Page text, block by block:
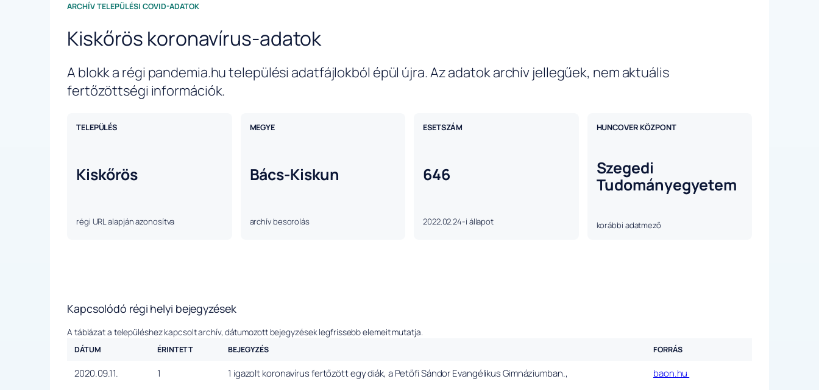
ARCHÍV TELEPÜLÉSI COVID-ADATOK
Kiskőrös koronavírus-adatok
A blokk a régi pandemia.hu települési adatfájlokból épül újra. Az adatok archív jellegűek, nem aktuális
fertőzöttségi információk.
TELEPÜLÉS
Kiskőrös
régi URL alapján azonosítva
MEGYE
Bács-Kiskun
archív besorolás
ESETSZÁM
646
2022.02.24-i állapot
HUNCOVER KÖZPONT
Szegedi
Tudományegyetem
korábbi adatmező
Kapcsolódó régi helyi bejegyzések
A táblázat a településhez kapcsolt archív, dátumozott bejegyzések legfrissebb elemeit mutatja.
DÁTUM ÉRINTETT BEJEGYZÉS FORRÁS
2020.09.11. 1 1 igazolt koronavírus fertőzött egy diák, a Petőfi Sándor Evangélikus Gimnáziumban.,
baon.hu